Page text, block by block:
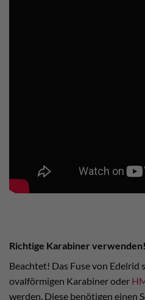
Richtige Karabiner verwenden!
Beachtet! Das Fuse von
ovalförmigen Karabiner oder
werden. Diese benötigen einen